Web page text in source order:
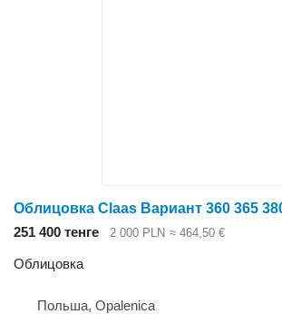
251 400 тенге 2 000 PLN ≈ 464,50 €
Облицовка
Польша, Opalenica